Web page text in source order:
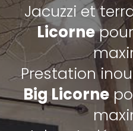
Jacuzzi et
Licorne
Prestation
Big Licorne